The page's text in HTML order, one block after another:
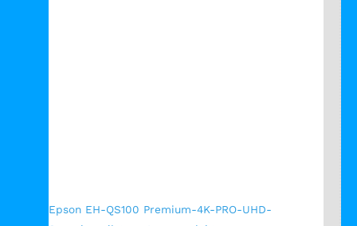
Epson EH-QS100 Premium-4K-PRO-UHD-